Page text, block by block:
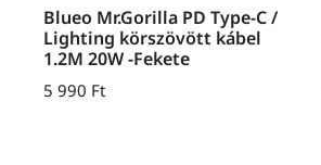
Blueo Mr.Gorilla PD Type-C /
Lighting körszövött kábel
1.2M 20W -Fekete
5 990 Ft